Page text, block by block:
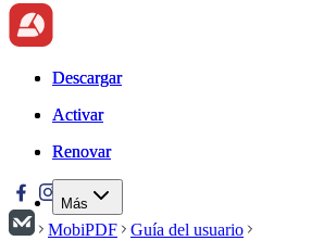
Descargar
Activar
Renovar
Más
Descargar
Activar
Renovar
MobiPDF
Guía del usuario